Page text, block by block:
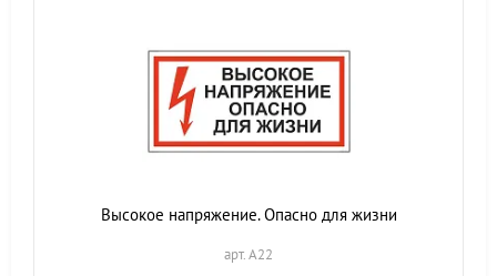
Высокое напряжение. Опасно для жизни
арт. A22